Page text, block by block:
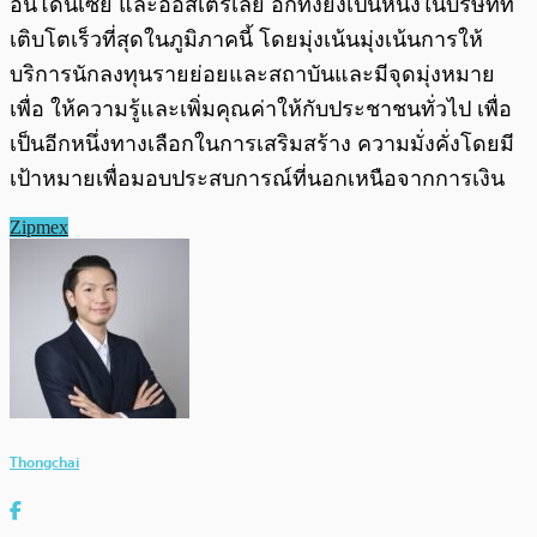
เติบโตเร็วที่สุดในภูมิภาคนี้ โดยมุ่งเน้นมุ่งเน้นการให้
บริการนักลงทุนรายย่อยและสถาบันและมีจุดมุ่งหมาย
เพื่อ ให้ความรู้และเพิ่มคุณค่าให้กับประชาชนทั่วไป เพื่อ
เป็นอีกหนึ่งทางเลือกในการเสริมสร้าง ความมั่งคั่งโดยมี
เป้าหมายเพื่อมอบประสบการณ์ที่นอกเหนือจากการเงิน
Zipmex
Thongchai